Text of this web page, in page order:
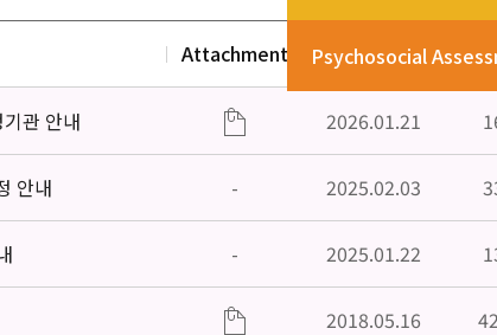
Psychosocial
Attachment Date
관 안내 2026.01.21
안내 - 2025.02.03
- 2025.01.22
2018.05.16